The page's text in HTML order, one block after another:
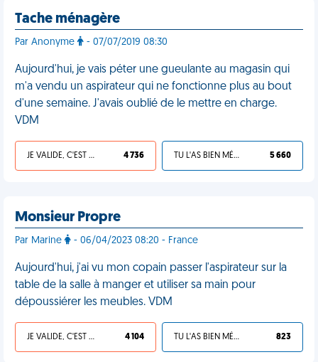
Tache ménagère
Par Anonyme - 07/07/2019 08:30
Aujourd'hui, je vais péter une gueulante au magasin qui
m'a vendu un aspirateur qui ne fonctionne plus au bout
d'une semaine. J'avais oublié de le mettre en charge.
VDM
JE VALIDE, C'EST UNE VDM 4 736 TU L'AS BIEN MÉRITÉ 5 660
Monsieur Propre
Par Marine - 06/04/2023 08:20 - France
Aujourd'hui, j'ai vu mon copain passer l'aspirateur sur la
table de la salle à manger et utiliser sa main pour
dépoussiérer les meubles. VDM
JE VALIDE, C'EST UNE VDM 4 104 TU L'AS BIEN MÉRITÉ 823